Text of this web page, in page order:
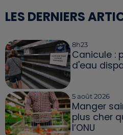
LES DERNIERS
8h23
Canicule :
d'eau
5 août 2026
Manger
plus cher
l’ONU